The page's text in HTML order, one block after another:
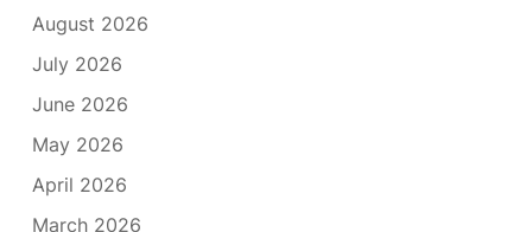
August 2026
July 2026
June 2026
May 2026
April 2026
March 2026